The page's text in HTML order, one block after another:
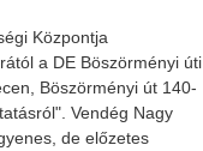
Központja
a DE Böszörményi úti
Böszörményi út 140-
Vendég Nagy
de előzetes